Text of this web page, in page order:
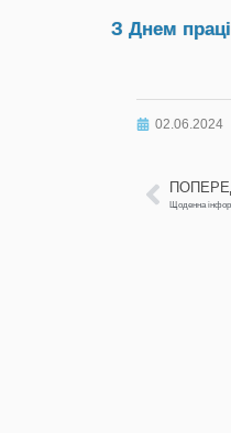
З Днем
02.06.2024